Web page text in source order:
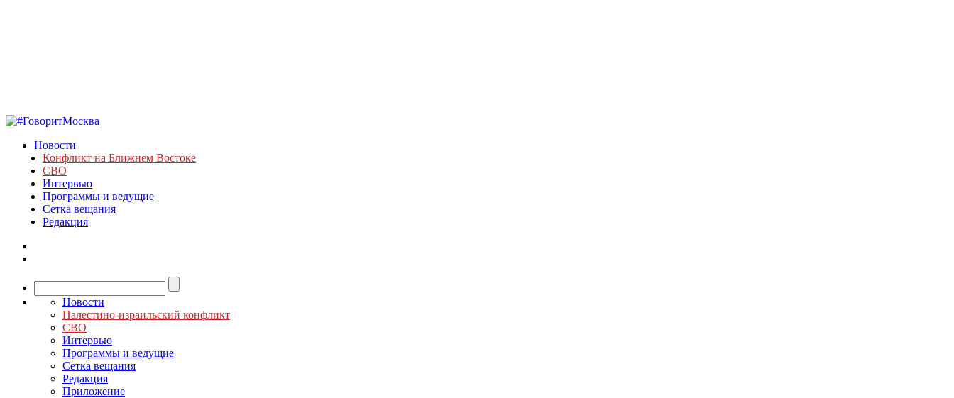
Новости
Конфликт на Ближнем Востоке
СВО
Интервью
Программы и ведущие
Сетка вещания
Редакция
Новости
Палестино-израильский конфликт
СВО
Интервью
Программы и ведущие
Сетка вещания
Редакция
Приложение